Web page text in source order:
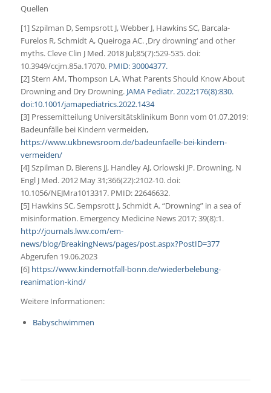
Quellen
[1] Szpilman D, Sempsrott J, Webber J, Hawkins SC, Barcala-
Furelos R, Schmidt A, Queiroga AC. ‚Dry drowning‘ and other
myths. Cleve Clin J Med. 2018 Jul;85(7):529-535. doi:
10.3949/ccjm.85a.17070.PMID: 30004377.
[2] Stern AM, Thompson LA. What Parents Should Know About
Drowning and Dry Drowning. JAMA Pediatr. 2022;176(8):830.
doi:10.1001/jamapediatrics.2022.1434
[3] Pressemitteilung Universitätsklinikum Bonn vom 01.07.2019:
Badeunfälle bei Kindern vermeiden,
https://www.ukbnewsroom.de/badeunfaelle-bei-kindern-
vermeiden/
[4] Szpilman D, Bierens JJ, Handley AJ, Orlowski JP. Drowning. N
Engl J Med. 2012 May 31;366(22):2102-10. doi:
10.1056/NEJMra1013317. PMID: 22646632.
[5] Hawkins SC, Sempsrott J, Schmidt A. “Drowning” in a sea of
misinformation. Emergency Medicine News 2017; 39(8):1.
http://journals.lww.com/em-
news/blog/BreakingNews/pages/post.aspx?PostID=377
Abgerufen 19.06.2023
[6] https://www.kindernotfall-bonn.de/wiederbelebung-
reanimation-kind/
Weitere Informationen:
Babyschwimmen